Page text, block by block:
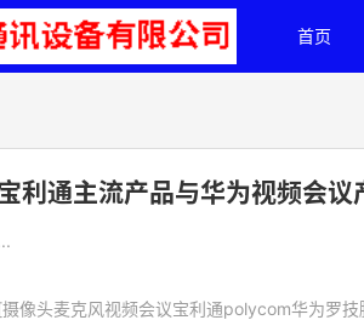
首页
利通主流产品与华为视频会
摄像头麦克风视频会议宝利通polycom华为罗